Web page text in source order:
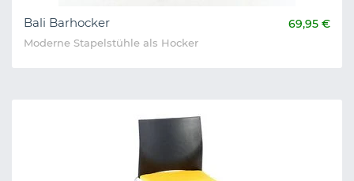
Bali Barhocker 69,95 €
Moderne Stapelstühle als Hocker